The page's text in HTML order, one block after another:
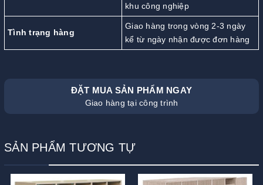
khu công nghiệp
Tình trạng hàng
Giao hàng trong vòng 2-3 ngày
kể từ ngày nhận được đơn hàng
ĐẶT MUA SẢN PHẨM NGAY
Giao hàng tại công trình
SẢN PHẨM TƯƠNG TỰ